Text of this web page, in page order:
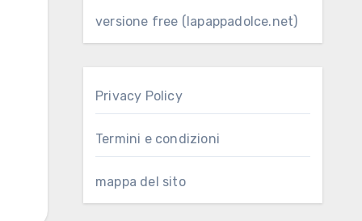
versione free (lapappadolce.net)
Privacy Policy
Termini e condizioni
mappa del sito